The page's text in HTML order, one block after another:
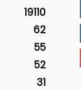
19110
62
55
52
31